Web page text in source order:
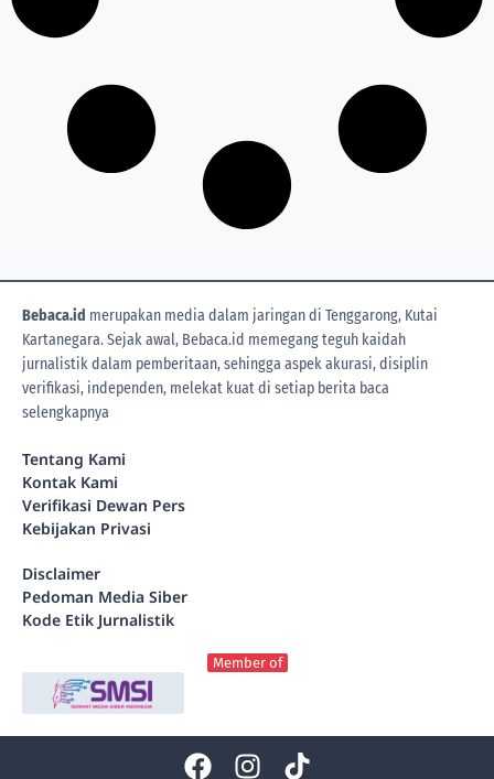
Bebaca.id merupakan media dalam jaringan di Tenggarong, Kutai
Kartanegara. Sejak awal, Bebaca.id memegang teguh kaidah
jurnalistik dalam pemberitaan, sehingga aspek akurasi, disiplin
verifikasi, independen, melekat kuat di setiap berita baca
selengkapnya
Tentang Kami
Kontak Kami
Verifikasi Dewan Pers
Kebijakan Privasi
Disclaimer
Pedoman Media Siber
Kode Etik Jurnalistik
Member of